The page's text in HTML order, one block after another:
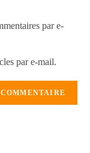
par e-
par e-mail.